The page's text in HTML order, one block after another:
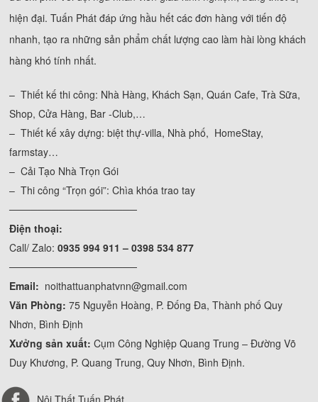
hiện đại. Tuấn Phát đáp ứng hầu hết các đơn hàng với tiến độ
nhanh, tạo ra những sản phẩm chất lượng cao làm hài lòng khách
hàng khó tính nhất.
– Thiết kế thi công: Nhà Hàng, Khách Sạn, Quán Cafe, Trà Sữa,
Shop, Cửa Hàng, Bar -Club,…
– Thiết kế xây dựng: biệt thự-villa, Nhà phố, HomeStay,
farmstay…
– Cải Tạo Nhà Trọn Gói
– Thi công “Trọn gói”: Chìa khóa trao tay
──────────────────
Điện thoại:
Call/ Zalo:0935 994 911 – 0398 534 877
──────────────────
Email: noithattuanphatvnn@gmail.com
Văn Phòng: 75 Nguyễn Hoàng, P. Đống Đa, Thành phố Quy
Nhơn, Bình Định
Xưởng sản xuất: Cụm Công Nghiệp Quang Trung – Đường Võ
Duy Khương, P. Quang Trung, Quy Nhơn, Bình Định.
Nội Thất Tuấn Phát